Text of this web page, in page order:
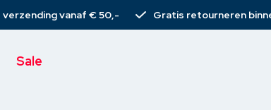
verzending vanaf € 50,- Gratis retourneren
Sale